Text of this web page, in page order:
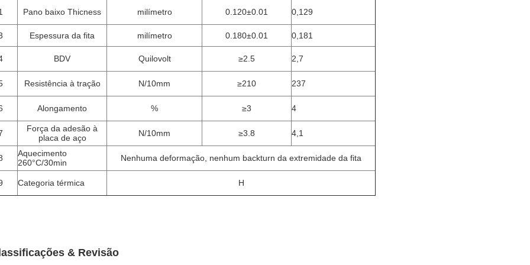
Pano baixo Thicness milímetro 0.120±0.01 0,129
Espessura da fita milímetro 0.180±0.01 0,181
BDV Quilovolt ≥2.5 2,7
Resistência à tração N/10mm ≥210 237
Alongamento % ≥3 4
Força da adesão à
placa de aço
N/10mm ≥3.8 4,1
Aquecimento
260°C/30min
Nenhuma deformação, nenhum backturn da extremidade da fita
Categoria térmica H
& Revisão